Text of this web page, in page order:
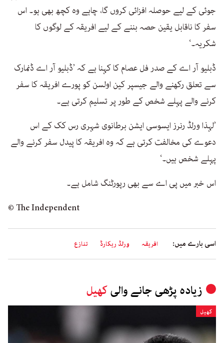
جوئی کے لیے حوصلہ افزائی کروں گا، چاہے وہ کچھ بھی ہو۔ اس
سفر کا ناقابل یقین حصہ بننے کے لیے افریقہ کے لوگوں کا
شکریہ۔‘
ڈبلیو آر اے کے صدر فل عصام کا کہنا ہے کہ ’ڈبلیو آر اے ڈنمارک
سے تعلق رکھنے والے جیسپر کین اولسن کو پورے افریقہ کا سفر
کرنے والے پہلے شخص کے طور پر تسلیم کرتی ہے۔
’لہذا ورلڈ رنرز ایسوسی ایشن برطانوی شہری رس کک کے اس
دعوے کی مخالفت کرتی ہے کہ وہ افریقہ کا پیدل سفر کرنے والے
پہلے شخص ہیں۔‘
اس خبر میں پی اے سے بھی رپورٹنگ شامل ہے۔
© The Independent
اسی بارے میں: افریقہ ورلڈ ریکارڈ تنازع
زیادہ پڑھی جانے والیکھیل
کھیل